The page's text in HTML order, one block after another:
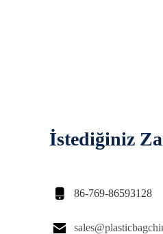
İstediğiniz
 86-769-86593128
